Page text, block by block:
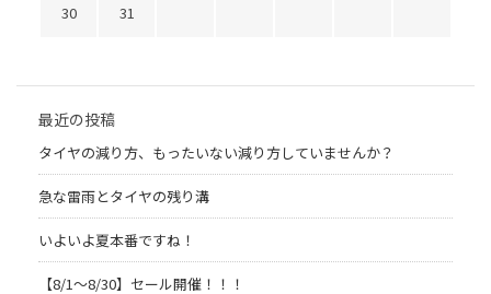
30
31
最近の投稿
タイヤの減り方、もったいない減り方していませんか？
急な雷雨とタイヤの残り溝
いよいよ夏本番ですね！
【8/1～8/30】セール開催！！！